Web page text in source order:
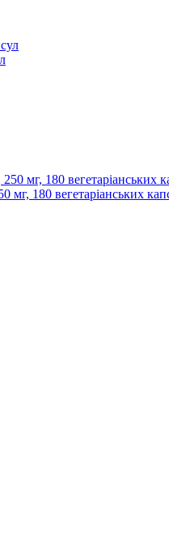
мг, 180 вегетаріанських